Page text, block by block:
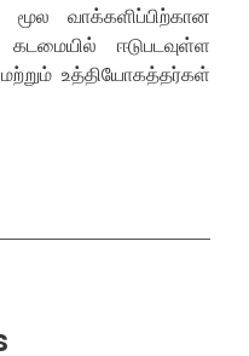
வாக்களிப்பிற்கான
கடமையில் ஈடுபடவுள்ள
உத்தியோகத்தர்கள்